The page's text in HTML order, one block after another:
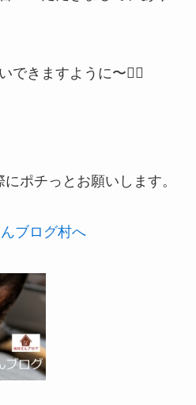
できますように〜🐕‍🦺
ポチっとお願いします。